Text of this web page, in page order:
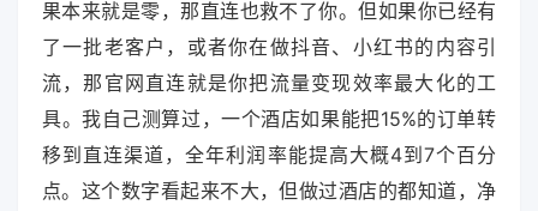
果本来就是零，那直连也救不了你。但如果你已经有
了一批老客户，或者你在做抖音、小红书的内容引
流，那官网直连就是你把流量变现效率最大化的工
具。我自己测算过，一个酒店如果能把15%的订单转
移到直连渠道，全年利润率能提高大概4到7个百分
点。这个数字看起来不大，但做过酒店的都知道，净